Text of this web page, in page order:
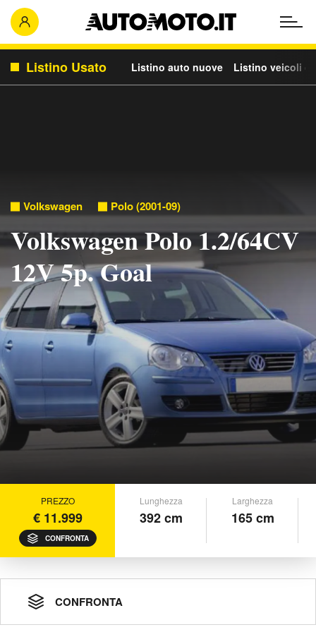
Listino Usato Listino auto nuove Listino veicoli
Volkswagen Polo (2001-09)
Volkswagen Polo 1.2/64CV
12V 5p. Goal
PREZZO
€ 11.999
CONFRONTA
Lunghezza
392 cm
Larghezza
165 cm
CONFRONTA